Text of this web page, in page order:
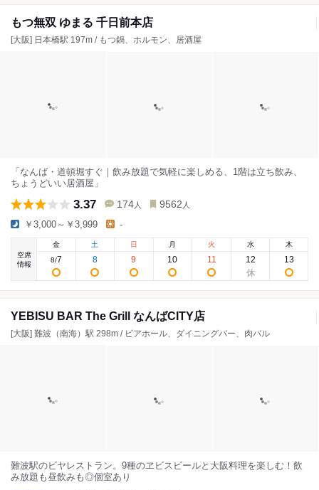
もつ無双 ゆまる 千日前本店
[大阪] 日本橋駅 197m / もつ鍋、ホルモン、居酒屋
「なんば・道頓堀すぐ｜飲み放題で気軽に楽しめる、1階は立ち飲み、
ちょうどいい居酒屋」
3.37 174 人 9562 人
￥3,000～￥3,999 -
空席
情報
金
8/7
土
8
日
9
月
10
火
11
水
12
木
13
YEBISU BAR The Grill なんばCITY店
[大阪] 難波（南海）駅 298m / ビアホール、ダイニングバー、肉バル
難波駅のビヤレストラン。9種のヱビスビールと大阪料理を楽しむ！飲
み放題も昼飲みも◎個室あり